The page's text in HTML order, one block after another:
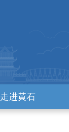
走进黄石